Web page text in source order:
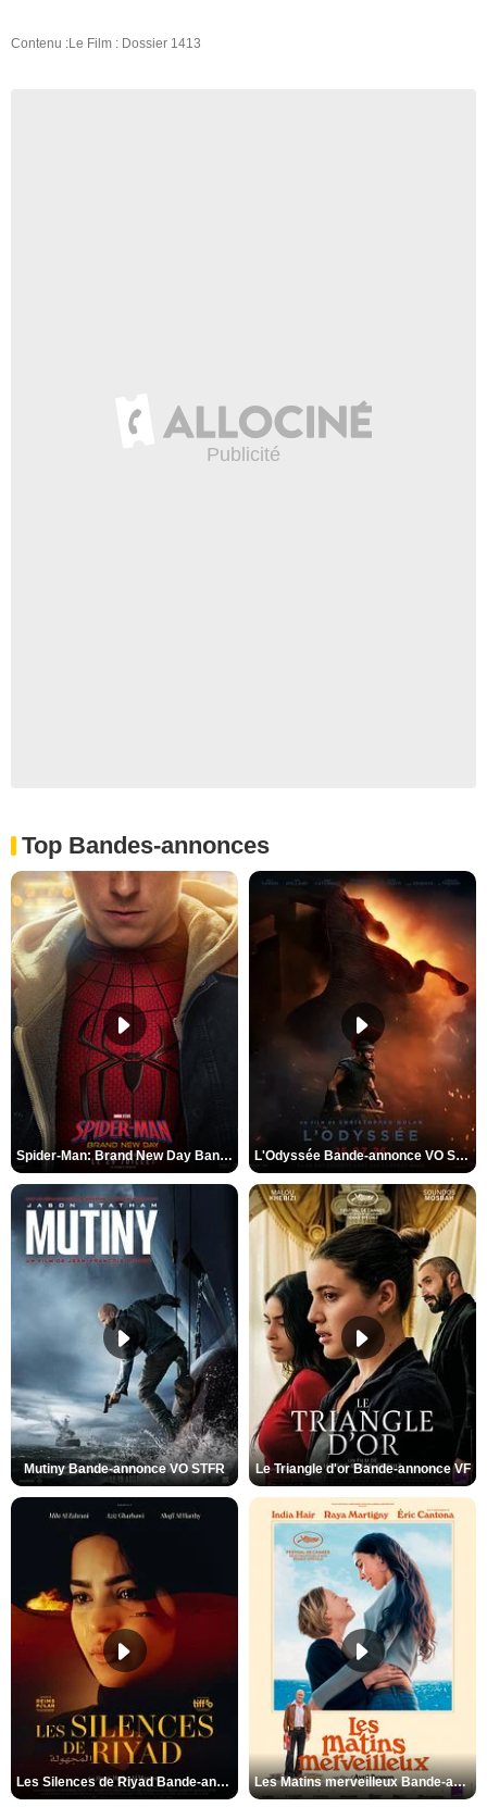
Contenu :Le Film : Dossier 1413
Top Bandes-annonces
Spider-Man: Brand New Day Bande-annonce VO STFR L'Odyssée Bande-annonce VO STFR
Mutiny Bande-annonce VO STFR Le Triangle d'or Bande-annonce VF
Les Silences de Riyad Bande-annonce VO STFR Les Matins merveilleux Bande-annonce VF